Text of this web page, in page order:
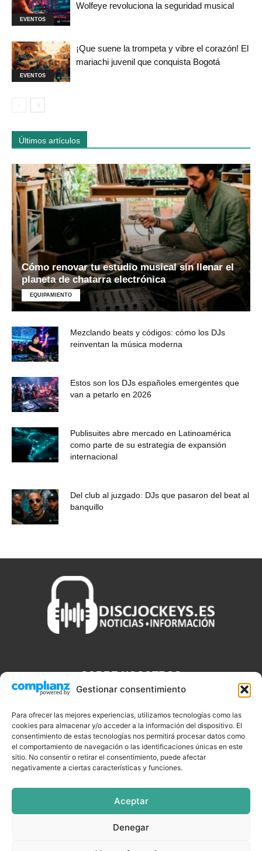
Gestionar consentimiento
Para ofrecer las mejores experiencias, utilizamos tecnologías como las
cookies para almacenar y/o acceder a la información del dispositivo. El
consentimiento de estas tecnologías nos permitirá procesar datos como
el comportamiento de navegación o las identificaciones únicas en este
sitio. No consentir o retirar el consentimiento, puede afectar
negativamente a ciertas características y funciones.
Aceptar
Denegar
EVENTOS
Wolfeye revoluciona la seguridad musical
EVENTOS
¡Que suene la trompeta y vibre el corazón! El
mariachi juvenil que conquista Bogotá
Últimos artículos
Cómo renovar tu estudio musical sin llenar el
planeta de chatarra electrónica
EQUIPAMIENTO
Mezclando beats y códigos: cómo los DJs
reinventan la música moderna
Estos son los DJs españoles emergentes que
van a petarlo en 2026
Publisuites abre mercado en Latinoamérica
como parte de su estrategia de expansión
internacional
Del club al juzgado: DJs que pasaron del beat al
banquillo
SOBRE NOSOTROS
que necesitas saber sobre noticias, novedades, tecnologías y
aplicaciones que te ayudaran a ser un mejor Djs.
SÍGUENOS
EQUIPAMIENTO EVENTOS